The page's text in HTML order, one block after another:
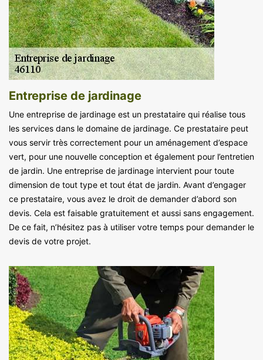
Entreprise de jardinage
Une entreprise de jardinage est un prestataire qui réalise tous
les services dans le domaine de jardinage. Ce prestataire peut
vous servir très correctement pour un aménagement d’espace
vert, pour une nouvelle conception et également pour l’entretien
de jardin. Une entreprise de jardinage intervient pour toute
dimension de tout type et tout état de jardin. Avant d’engager
ce prestataire, vous avez le droit de demander d’abord son
devis. Cela est faisable gratuitement et aussi sans engagement.
De ce fait, n’hésitez pas à utiliser votre temps pour demander le
devis de votre projet.